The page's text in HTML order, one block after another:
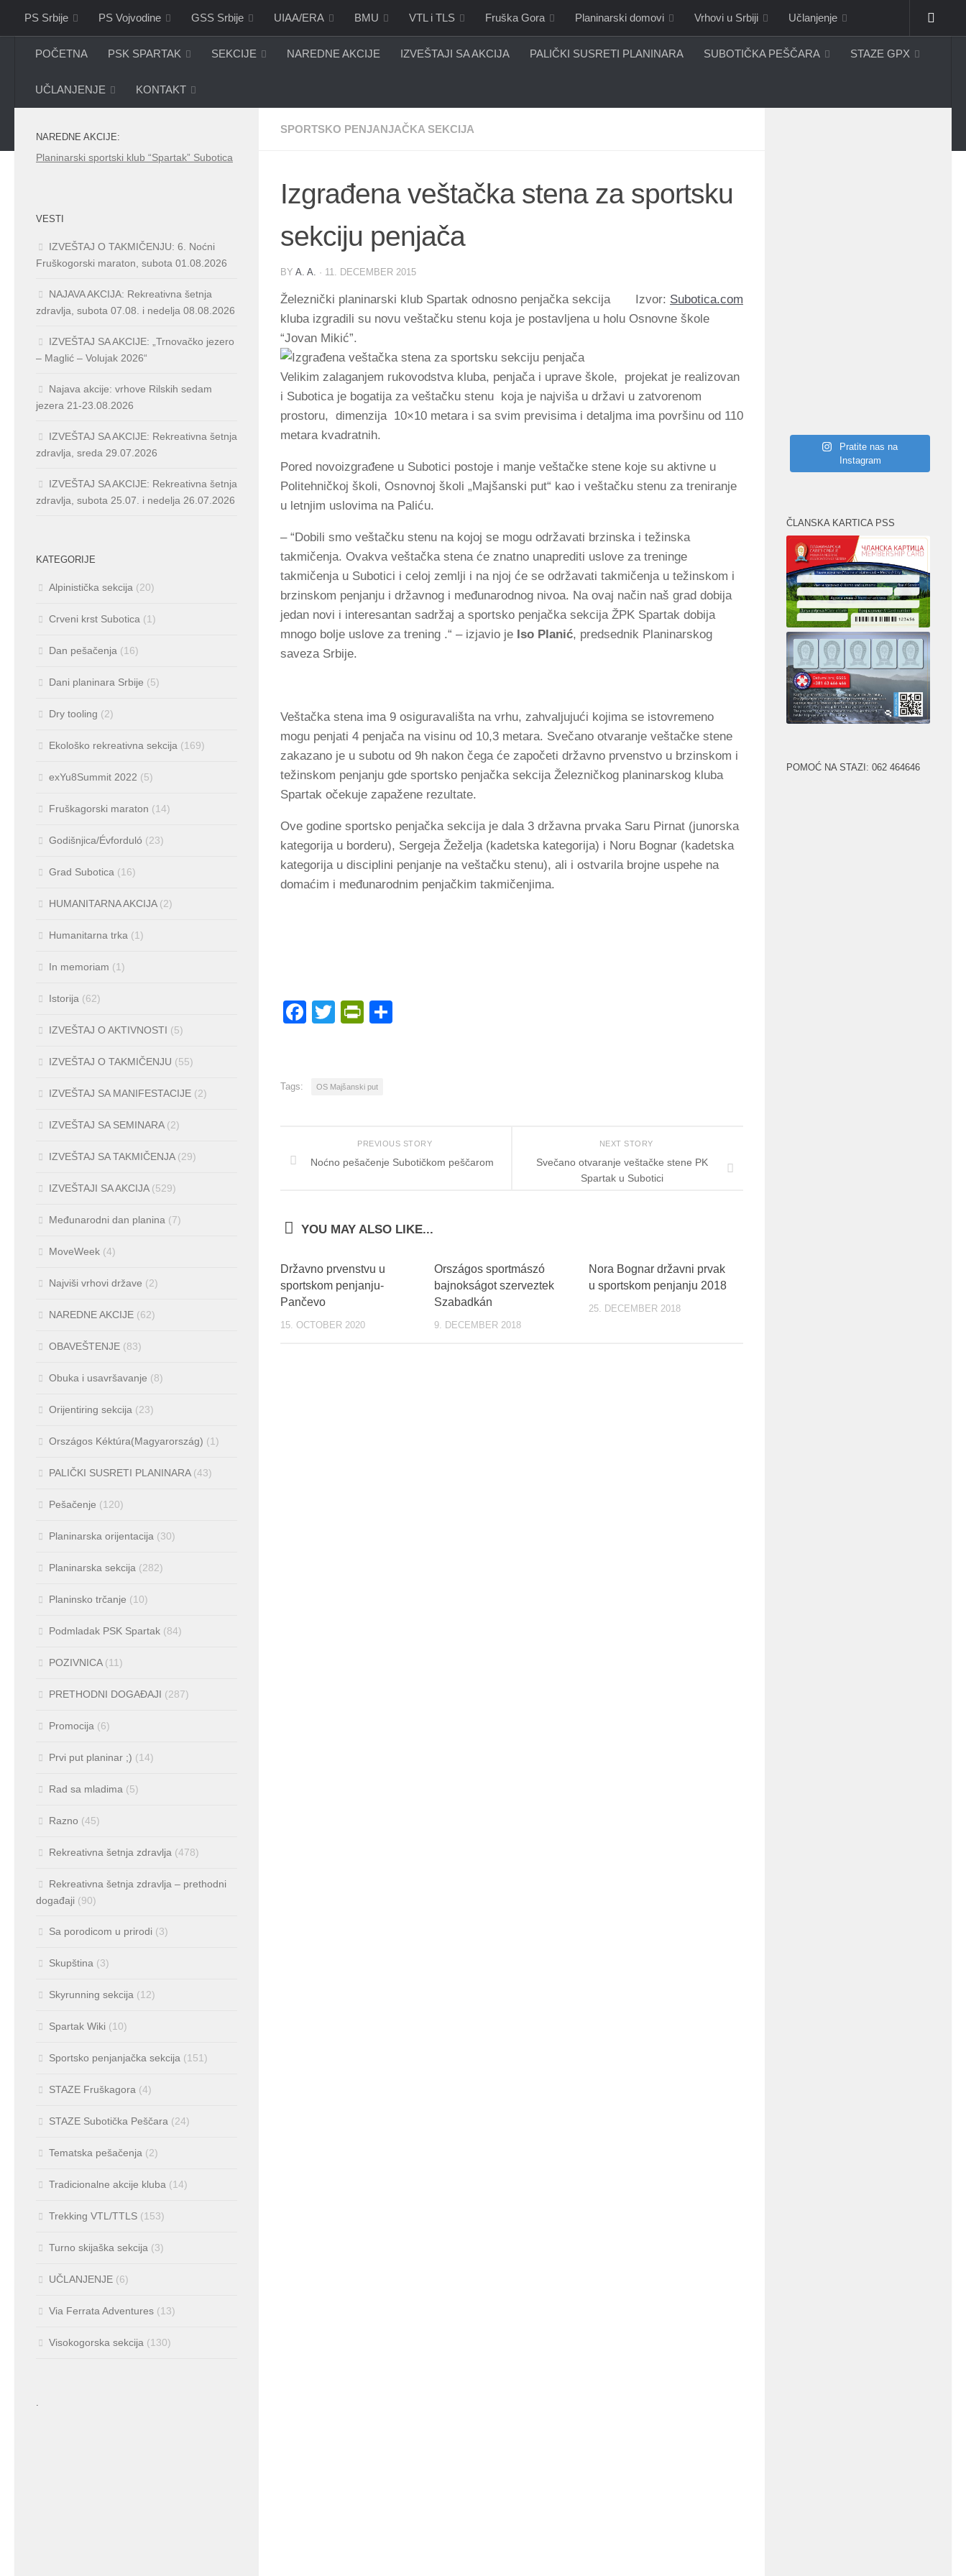
Skip to content
PS Srbije PS Vojvodine GSS Srbije UIAA/ERA BMU VTL i TLS Fruška Gora Planinarski domovi Vrhovi u Srbiji Učlanjenje
POČETNA PSK SPARTAK SEKCIJE NAREDNE AKCIJE IZVEŠTAJI SA AKCIJA PALIČKI SUSRETI PLANINARA SUBOTIČKA PEŠČARA STAZE GPX
UČLANJENJE KONTAKT
SPORTSKO PENJANJAČKA SEKCIJA
Izgrađena veštačka stena za sportsku
sekciju penjača
BY A. A. · 11. DECEMBER 2015
Izvor: Subotica.com
Železnički planinarski klub Spartak odnosno penjačka sekcija
kluba izgradili su novu veštačku stenu koja je postavljena u holu Osnovne škole
“Jovan Mikić”.
Velikim zalaganjem rukovodstva kluba, penjača i uprave škole, projekat je realizovan
i Subotica je bogatija za veštačku stenu koja je najviša u državi u zatvorenom
prostoru, dimenzija 10×10 metara i sa svim previsima i detaljma ima površinu od 110
metara kvadratnih.
Pored novoizgrađene u Subotici postoje i manje veštačke stene koje su aktivne u
Politehničkoj školi, Osnovnoj školi „Majšanski put“ kao i veštačku stenu za treniranje
u letnjim uslovima na Paliću.
– “Dobili smo veštačku stenu na kojoj se mogu održavati brzinska i težinska
takmičenja. Ovakva veštačka stena će znatno unaprediti uslove za treninge
takmičenja u Subotici i celoj zemlji i na njoj će se održavati takmičenja u težinskom i
brzinskom penjanju i državnog i međunarodnog nivoa. Na ovaj način naš grad dobija
jedan novi i interesantan sadržaj a sportsko penjačka sekcija ŽPK Spartak dobija
mnogo bolje uslove za trening .“ – izjavio je Iso Planić, predsednik Planinarskog
saveza Srbije.
Veštačka stena ima 9 osiguravališta na vrhu, zahvaljujući kojima se istovremeno
mogu penjati 4 penjača na visinu od 10,3 metara. Svečano otvaranje veštačke stene
zakazano je u subotu od 9h nakon čega će započeti državno prvenstvo u brzinskom i
težinskom penjanju gde sportsko penjačka sekcija Železničkog planinarskog kluba
Spartak očekuje zapažene rezultate.
Ove godine sportsko penjačka sekcija je dala 3 državna prvaka Saru Pirnat (junorska
kategorija u borderu), Sergeja Žeželja (kadetska kategorija) i Noru Bognar (kadetska
kategorija u disciplini penjanje na veštačku stenu), ali i ostvarila brojne uspehe na
domaćim i međunarodnim penjačkim takmičenjima.
Facebook
TwitterPrintFriendly
Tags: OS Majšanski put
NEXT STORY
Svečano otvaranje veštačke stene PK
Spartak u Subotici
PREVIOUS STORY
Noćno pešačenje Subotičkom peščarom
YOU MAY ALSO LIKE...
Državno prvenstvu u
sportskom penjanju-
Pančevo
15. OCTOBER 2020
Országos sportmászó
bajnokságot szerveztek
Szabadkán
9. DECEMBER 2018
Nora Bognar državni prvak
u sportskom penjanju 2018
25. DECEMBER 2018
NAREDNE AKCIJE:
Planinarski sportski klub “Spartak” Subotica
VESTI
IZVEŠTAJ O TAKMIČENJU: 6. Noćni
Fruškogorski maraton, subota 01.08.2026
NAJAVA AKCIJA: Rekreativna šetnja
zdravlja, subota 07.08. i nedelja 08.08.2026
IZVEŠTAJ SA AKCIJE: „Trnovačko jezero
– Maglić – Volujak 2026“
Najava akcije: vrhove Rilskih sedam
jezera 21-23.08.2026
IZVEŠTAJ SA AKCIJE: Rekreativna šetnja
zdravlja, sreda 29.07.2026
IZVEŠTAJ SA AKCIJE: Rekreativna šetnja
zdravlja, subota 25.07. i nedelja 26.07.2026
KATEGORIJE
Alpinistička sekcija (20)
Crveni krst Subotica (1)
Dan pešačenja (16)
Dani planinara Srbije (5)
Dry tooling (2)
Ekološko rekreativna sekcija (169)
exYu8Summit 2022 (5)
Fruškagorski maraton (14)
Godišnjica/Évforduló (23)
Grad Subotica (16)
HUMANITARNA AKCIJA(2)
Humanitarna trka (1)
In memoriam (1)
Istorija (62)
IZVEŠTAJ O AKTIVNOSTI (5)
IZVEŠTAJ O TAKMIČENJU (55)
IZVEŠTAJ SA MANIFESTACIJE (2)
IZVEŠTAJ SA SEMINARA(2)
IZVEŠTAJ SA TAKMIČENJA(29)
IZVEŠTAJI SA AKCIJA(529)
Međunarodni dan planina (7)
MoveWeek (4)
Najviši vrhovi države (2)
NAREDNE AKCIJE (62)
OBAVEŠTENJE (83)
Obuka i usavršavanje (8)
Orijentiring sekcija (23)
Országos Kéktúra(Magyarország) (1)
PALIČKI SUSRETI PLANINARA(43)
Pešačenje (120)
Planinarska orijentacija (30)
Planinarska sekcija (282)
Planinsko trčanje (10)
Podmladak PSK Spartak (84)
POZIVNICA(11)
PRETHODNI DOGAĐAJI (287)
Promocija (6)
Prvi put planinar ;) (14)
Rad sa mladima (5)
Razno (45)
Rekreativna šetnja zdravlja (478)
Rekreativna šetnja zdravlja – prethodni
događaji (90)
Sa porodicom u prirodi (3)
Skupština (3)
Skyrunning sekcija (12)
Spartak Wiki (10)
Sportsko penjanjačka sekcija (151)
STAZE Fruškagora (4)
STAZE Subotička Peščara (24)
Tematska pešačenja (2)
Tradicionalne akcije kluba (14)
Trekking VTL/TTLS (153)
Turno skijaška sekcija (3)
UČLANJENJE (6)
Via Ferrata Adventures (13)
Visokogorska sekcija (130)
.
Pratite nas na
Instagram
ČLANSKA KARTICA PSS
POMOĆ NA STAZI: 062 464646